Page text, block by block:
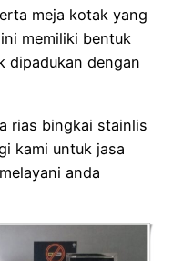
meja kotak yang
memiliki bentuk
dipadukan dengan
rias bingkai stainlis
kami untuk jasa
anda